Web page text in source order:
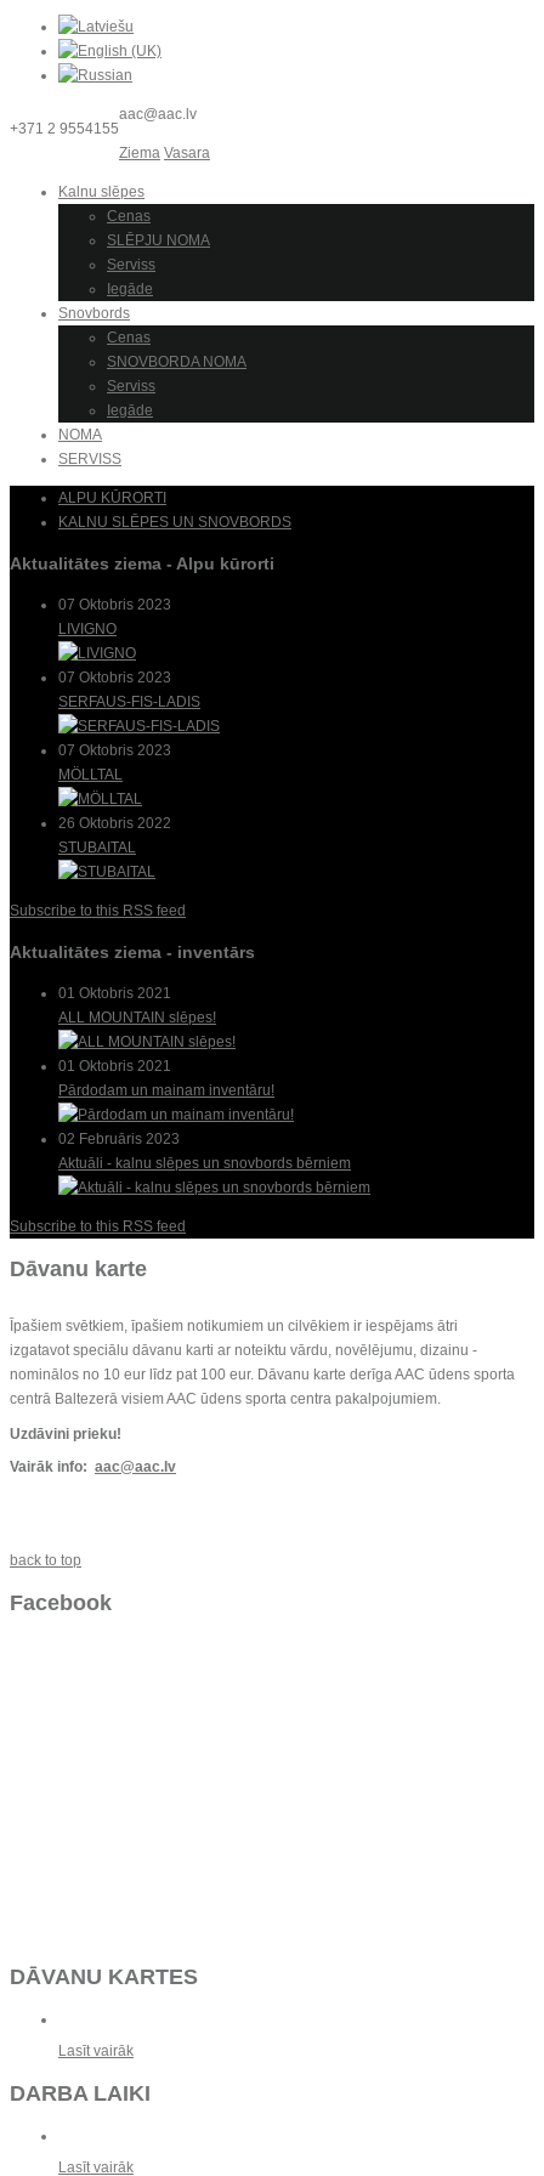
+371 2 9554155
aac@aac.lv
Ziema Vasara
Kalnu slēpes
Cenas
SLĒPJU NOMA
Serviss
Iegāde
Snovbords
Cenas
SNOVBORDA NOMA
Serviss
Iegāde
NOMA
SERVISS
ALPU KŪRORTI
KALNU SLĒPES UN SNOVBORDS
Aktualitātes ziema - Alpu kūrorti
07 Oktobris 2023
LIVIGNO
07 Oktobris 2023
SERFAUS-FIS-LADIS
07 Oktobris 2023
MÖLLTAL
26 Oktobris 2022
STUBAITAL
Subscribe to this RSS feed
Aktualitātes ziema - inventārs
01 Oktobris 2021
ALL MOUNTAIN slēpes!
01 Oktobris 2021
Pārdodam un mainam inventāru!
02 Februāris 2023
Aktuāli - kalnu slēpes un snovbords bērniem
Subscribe to this RSS feed
Dāvanu karte
Īpašiem svētkiem, īpašiem notikumiem un cilvēkiem ir iespējams ātri
izgatavot speciālu dāvanu karti ar noteiktu vārdu, novēlējumu, dizainu -
nominālos no 10 eur līdz pat 100 eur. Dāvanu karte derīga AAC ūdens sporta
centrā Baltezerā visiem AAC ūdens sporta centra pakalpojumiem.
Uzdāvini prieku!
Vairāk info: aac@aac.lv
back to top
Facebook
DĀVANU KARTES
Lasīt vairāk
DARBA LAIKI
Lasīt vairāk